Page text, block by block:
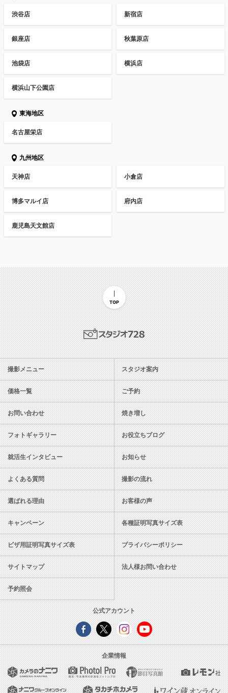
渋谷店 新宿店
銀座店 秋葉原店
池袋店 横浜店
横浜山下公園店
東海地区
名古屋栄店
九州地区
天神店 小倉店
博多マルイ店 府内店
鹿児島天文館店
TOP
スタジオ728
撮影メニュー スタジオ案内
価格一覧 ご予約
お問い合わせ 焼き増し
フォトギャラリー お役立ちブログ
就活生インタビュー お知らせ
よくある質問 撮影の流れ
選ばれる理由 お客様の声
キャンペーン 各種証明写真サイズ表
ビザ用証明写真サイズ表 プライバシーポリシー
サイトマップ 法人様お問い合わせ
予約照会
公式アカウント
企業情報